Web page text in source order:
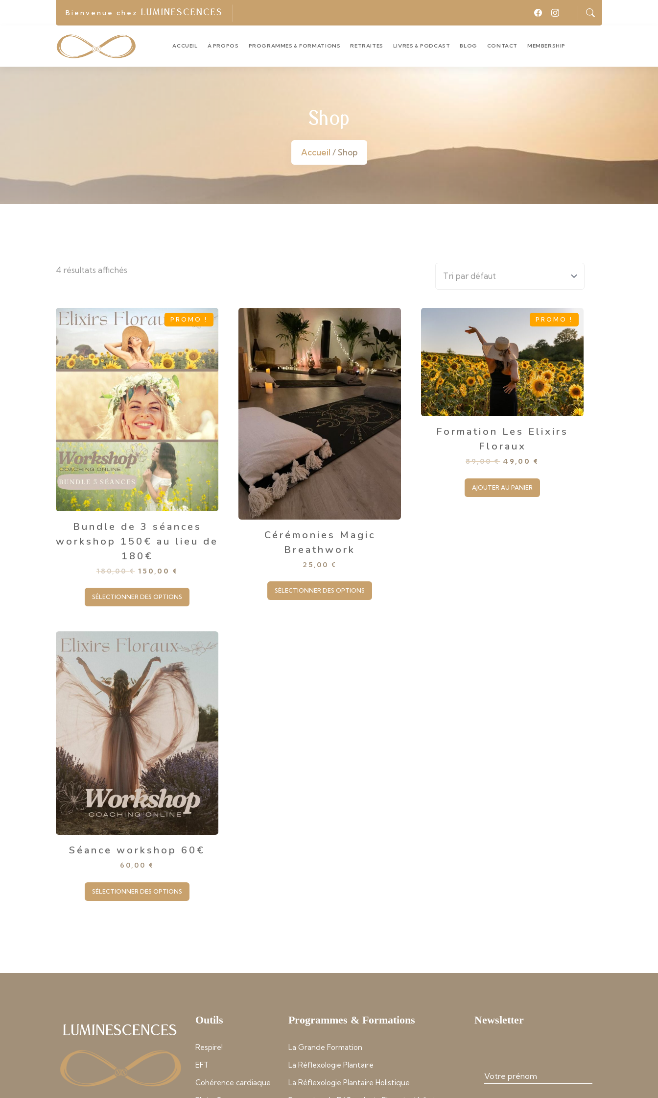
Bienvenue chez LUMINESCENCES
ACCUEIL À PROPOS PROGRAMMES & FORMATIONS RETRAITES LIVRES & PODCAST BLOG CONTACT MEMBERSHIP
Shop
Accueil / Shop
4 résultats affichés
PROMO !
Bundle de 3 séances
workshop 150€ au lieu de
180€
180,00€ 150,00 €
SÉLECTIONNER DES OPTIONS
Cérémonies Magic
Breathwork
25,00€
SÉLECTIONNER DES OPTIONS
PROMO !
Formation Les Elixirs
Floraux
89,00€ 49,00€
AJOUTER AU PANIER
Séance workshop 60€
60,00€
SÉLECTIONNER DES OPTIONS
Luminescences
Outils
Respire!
EFT
Cohérence cardiaque
Programmes & Formations
La Grande Formation
La Réflexologie Plantaire
La Réflexologie Plantaire Holistique
Newsletter